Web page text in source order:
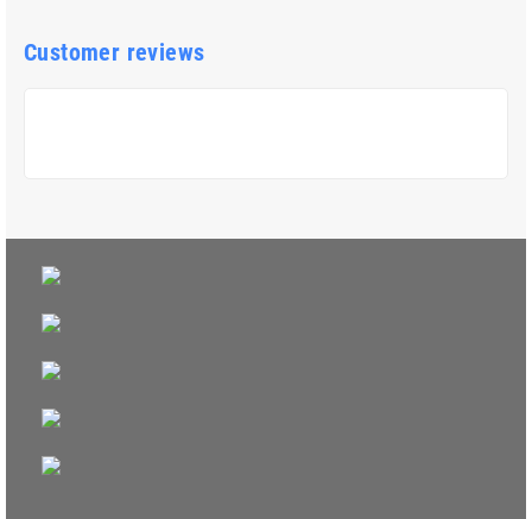
Customer reviews